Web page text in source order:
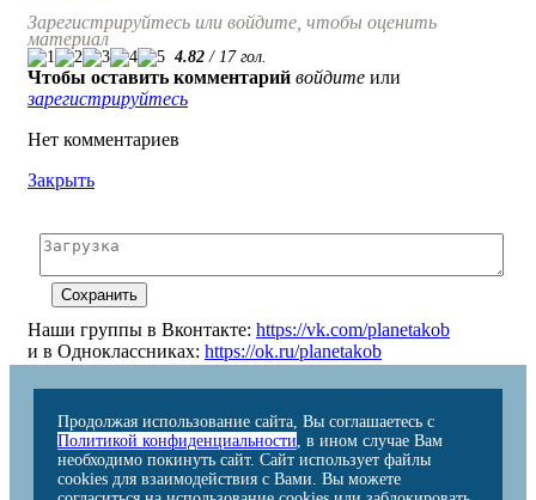
Зарегистрируйтесь или войдите, чтобы оценить
материал
4.82 / 17гол.
Чтобы оставить комментарий войдите или
зарегистрируйтесь
Нет комментариев
Закрыть
Наши группы в Вконтакте: https://vk.com/planetakob
и в Одноклассниках: https://ok.ru/planetakob
Продолжая использование сайта, Вы соглашаетесь с
Политикой конфиденциальности, в ином случае Вам
необходимо покинуть сайт. Сайт использует файлы
cookies для взаимодействия с Вами. Вы можете